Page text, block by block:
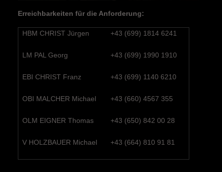
Erreichbarkeiten für die Anforderung:
HBM CHRIST Jürgen +43 (699) 1814 6241
LM PAL Georg +43 (699) 1990 1910
EBI CHRIST Franz +43 (699) 1140 6210
OBI MALCHER Michael +43 (660) 4567 355
OLM EIGNER Thomas +43 (650) 842 00 28
V HOLZBAUER Michael +43 (664) 810 91 81